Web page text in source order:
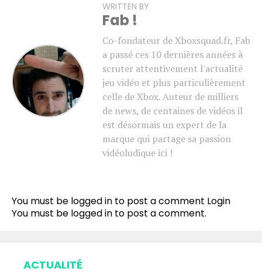
WRITTEN BY
Fab !
Co-fondateur de Xboxsquad.fr, Fab
a passé ces 10 dernières années à
scruter attentivement l'actualité
jeu vidéo et plus particulièrement
celle de Xbox. Auteur de milliers
de news, de centaines de vidéos il
est désormais un expert de la
marque qui partage sa passion
vidéoludique ici !
You must be logged in to post a comment Login
You must be logged in to post a comment.
ACTUALITÉ